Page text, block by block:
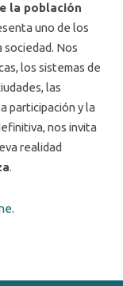
la población
uno de los
Nos
los sistemas de
las
participación y la
nos invita
realidad
.